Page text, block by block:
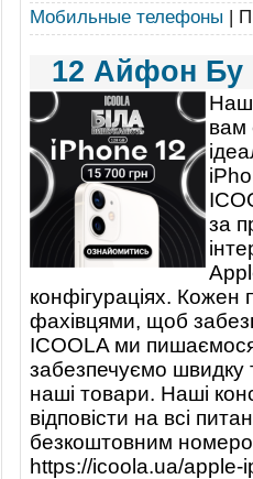
Мобильные телефоны |
12 Айфон Бу
вам
за
конфігураціях. Кожен
фахівцями, щоб
ICOOLA ми
забезпечуємо швидку
наші товари. Наші
відповісти на всі
безкоштовним
https://icoola.ua/apple-